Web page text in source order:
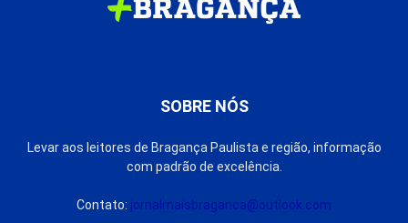
SOBRE NÓS
Levar aos leitores de Bragança Paulista e região, informação
com padrão de excelência.
Contato: jornalmaisbraganca@outlook.com